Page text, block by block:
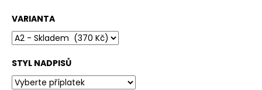
VARIANTA
STYL NADPISŮ